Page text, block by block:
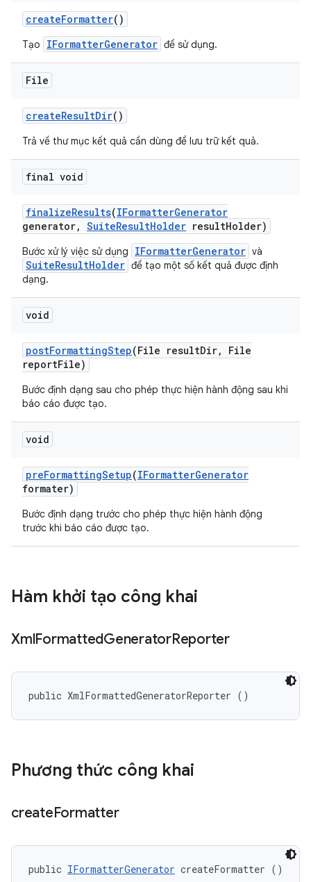
createFormatter()
Tạo IFormatterGenerator để sử dụng.
File
createResultDir()
Trả về thư mục kết quả cần dùng để lưu trữ kết quả.
final void
finalizeResults(IFormatterGenerator
generator, SuiteResultHolder resultHolder)
Bước xử lý việc sử dụng IFormatterGenerator và
SuiteResultHolder để tạo một số kết quả được định
dạng.
void
postFormattingStep(File resultDir,
File
reportFile)
Bước định dạng sau cho phép thực hiện hành động sau khi
báo cáo được tạo.
void
preFormattingSetup(IFormatterGenerator
formater)
Bước định dạng trước cho phép thực hiện hành động
trước khi báo cáo được tạo.
Hàm khởi tạo công khai
XmlFormattedGeneratorReporter
public XmlFormattedGeneratorReporter ()
Phương thức công khai
createFormatter
public IFormatterGenerator createFormatter ()